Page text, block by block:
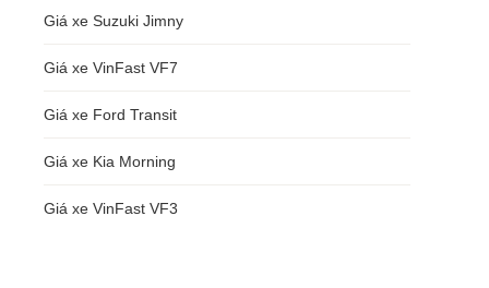
Giá xe Suzuki Jimny
Giá xe VinFast VF7
Giá xe Ford Transit
Giá xe Kia Morning
Giá xe VinFast VF3